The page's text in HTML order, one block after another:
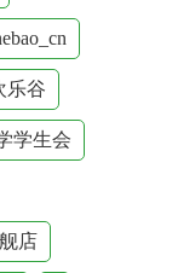
乐谷
学生会
店